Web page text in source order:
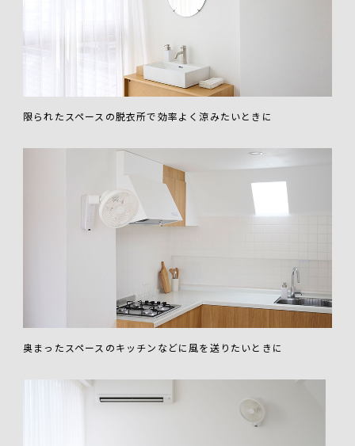
限られたスペースの脱衣所で効率よく涼みたいときに
奥まったスペースのキッチンなどに風を送りたいときに